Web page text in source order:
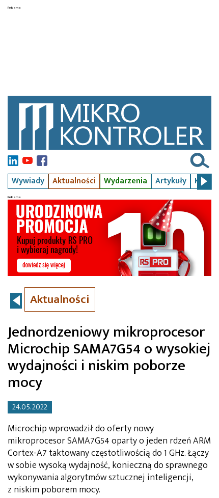
Wywiady Aktualności Wydarzenia Artykuły Kursy
Aktualności
Jednordzeniowy mikroprocesor
Microchip SAMA7G54 o wysokiej
wydajności i niskim poborze
mocy
24.05.2022
Microchip wprowadził do oferty nowy
mikroprocesor SAMA7G54 oparty o jeden rdzeń ARM
Cortex-A7 taktowany częstotliwością do 1 GHz. Łączy
w sobie wysoką wydajność, konieczną do sprawnego
wykonywania algorytmów sztucznej inteligencji,
z niskim poborem mocy.